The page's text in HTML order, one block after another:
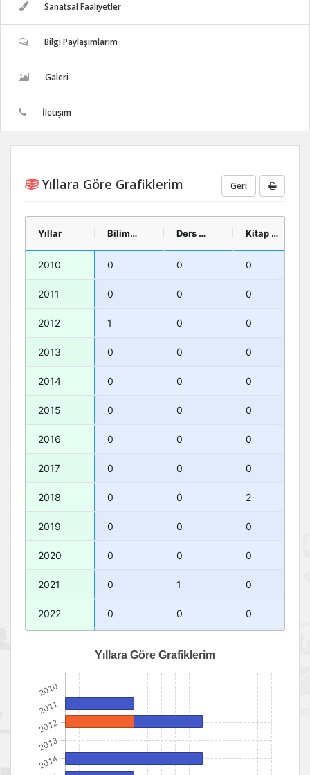
Sanatsal Faaliyetler
Bilgi Paylaşımlarım
Galeri
İletişim
Yıllara Göre Grafiklerim Geri
Yıllar Bilimsel Kitap Ders Kitabı Kitap Tercümesi
2010 0 0 0
2011 0 0 0
2012 1 0 0
2013 0 0 0
2014 0 0 0
2015 0 0 0
2016 0 0 0
2017 0 0 0
2018 0 0 2
2019 0 0 0
2020 0 0 0
2021 0 1 0
2022 0 0 0
2025 0
2026 0 0